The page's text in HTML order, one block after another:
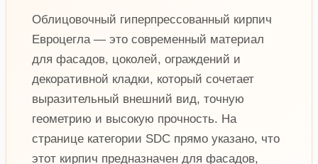
Облицовочный гиперпрессованный кирпич
Евроцегла — это современный материал
для фасадов, цоколей, ограждений и
декоративной кладки, который сочетает
выразительный внешний вид, точную
геометрию и высокую прочность. На
странице категории SDC прямо указано, что
этот кирпич предназначен для фасадов,